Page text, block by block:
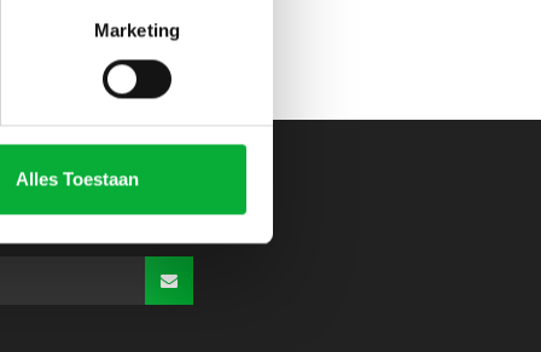
Marketing
Alles Toestaan